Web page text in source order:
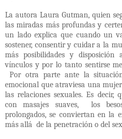
La autora Laura Gutman, quien
las miradas más profundas y
un lado explica que cuando un
sostener, consentir y cuidar a la
más posibilidades y disposición
vínculos y por lo tanto sentirse
Por otra parte ante la
emocional que atraviesa una
las relaciones sexuales. Es decir,
con masajes suaves,
los
prolongados, se conviertan en la
más allá de la penetración o del